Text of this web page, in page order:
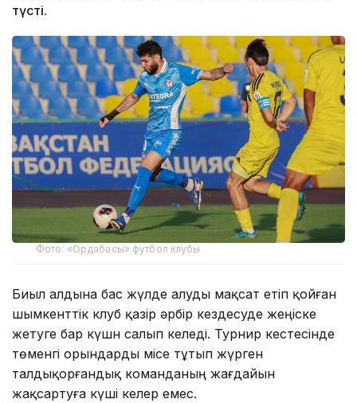
түсті.
Фото: «Ордабасы» футбол клубы
Биыл алдына бас жүлде алуды мақсат етіп қойған
шымкенттік клуб қазір әрбір кездесуде жеңіске
жетуге бар күшн салып келеді. Турнир кестесінде
төменгі орындарды місе тұтып жүрген
талдықорғандық команданың жағдайын
жақсартуға күші келер емес.